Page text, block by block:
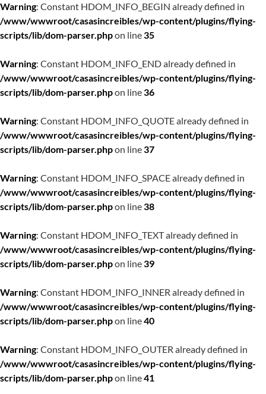
Warning: Constant HDOM_INFO_BEGIN already defined in
/www/wwwroot/casasincreibles/wp-content/plugins/flying-
scripts/lib/dom-parser.phpon line35
Warning: Constant HDOM_INFO_END already defined in
/www/wwwroot/casasincreibles/wp-content/plugins/flying-
scripts/lib/dom-parser.phpon line36
Warning: Constant HDOM_INFO_QUOTE already defined in
/www/wwwroot/casasincreibles/wp-content/plugins/flying-
scripts/lib/dom-parser.phpon line37
Warning: Constant HDOM_INFO_SPACE already defined in
/www/wwwroot/casasincreibles/wp-content/plugins/flying-
scripts/lib/dom-parser.phpon line38
Warning: Constant HDOM_INFO_TEXT already defined in
/www/wwwroot/casasincreibles/wp-content/plugins/flying-
scripts/lib/dom-parser.phpon line39
Warning: Constant HDOM_INFO_INNER already defined in
/www/wwwroot/casasincreibles/wp-content/plugins/flying-
scripts/lib/dom-parser.phpon line40
Warning: Constant HDOM_INFO_OUTER already defined in
/www/wwwroot/casasincreibles/wp-content/plugins/flying-
scripts/lib/dom-parser.phpon line41